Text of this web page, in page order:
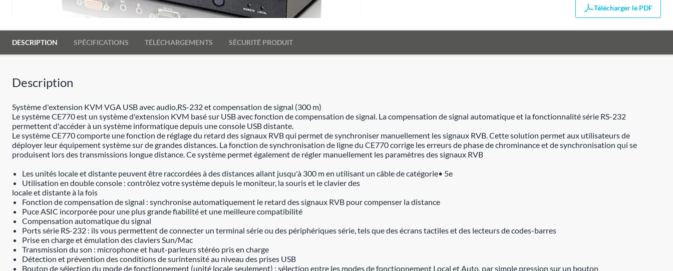
Télécharger le PDF
DESCRIPTION SPÉCIFICATIONS TÉLÉCHARGEMENTS SÉCURITÉ PRODUIT
Description
Système d'extension KVM VGA USB avec audio,RS-232 et compensation de signal (300 m)
Le système CE770 est un système d'extension KVM basé sur USB avec fonction de compensation de signal. La compensation de signal automatique et la fonctionnalité série RS-232
permettent d'accéder à un système informatique depuis une console USB distante.
Le système CE770 comporte une fonction de réglage du retard des signaux RVB qui permet de synchroniser manuellement les signaux RVB. Cette solution permet aux utilisateurs de
déployer leur équipement système sur de grandes distances. La fonction de synchronisation de ligne du CE770 corrige les erreurs de phase de chrominance et de synchronisation qui se
produisent lors des transmissions longue distance. Ce système permet également de régler manuellement les paramètres des signaux RVB
Les unités locale et distante peuvent être raccordées à des distances allant jusqu'à 300 m en utilisant un câble de catégorie• 5e
Utilisation en double console : contrôlez votre système depuis le moniteur, la souris et le clavier des
locale et distante à la fois
Fonction de compensation de signal : synchronise automatiquement le retard des signaux RVB pour compenser la distance
Puce ASIC incorporée pour une plus grande fiabilité et une meilleure compatibilité
Compensation automatique du signal
Ports série RS-232 : ils vous permettent de connecter un terminal série ou des périphériques série, tels que des écrans tactiles et des lecteurs de codes-barres
Prise en charge et émulation des claviers Sun/Mac
Transmission du son : microphone et haut-parleurs stéréo pris en charge
Détection et prévention des conditions de surintensité au niveau des prises USB
Bouton de sélection du mode de fonctionnement (unité locale seulement) : sélection entre les modes de fonctionnement Local et Auto, par simple pression sur un bouton